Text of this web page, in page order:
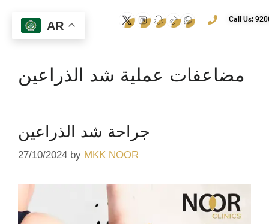
Call Us:
مضاعفات عملية شد الذراعين
جراحة شد الذراعين
27/10/2024 by MKK NOOR
AR